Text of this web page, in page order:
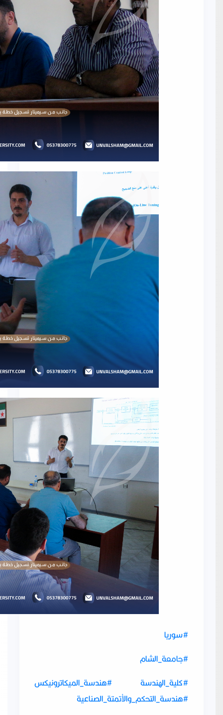
#سوريا
#جامعة_الشام
#كلية_الهندسة
#هندسة_الميكاترونيكس
#هندسة_التحكم_والأتمتة_الصناعية